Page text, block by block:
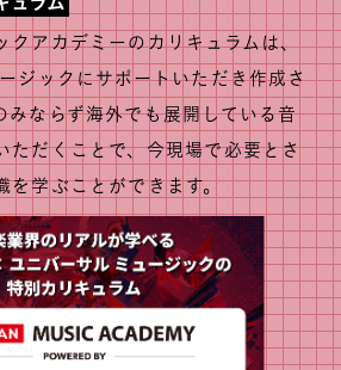
個人情報保護
クアカデミーのカリキュラムは、
ジックにサポートいただき作成さ
みならず海外でも展開している音
ただくことで、今現場で必要とさ
を学ぶことができます。